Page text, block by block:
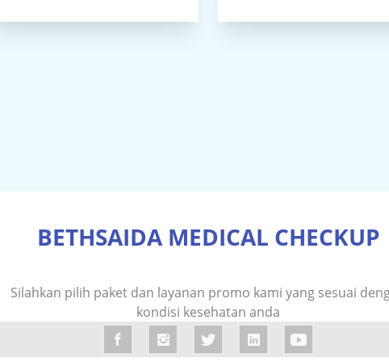
BETHSAIDA MEDICAL CHECKUP
Silahkan pilih paket dan layanan promo kami yang sesuai
kondisi kesehatan anda